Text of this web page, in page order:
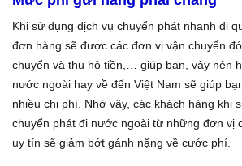
Khi sử dụng dịch vụ chuyển phát nhanh đi
đơn hàng sẽ được các đơn vị vận chuyển
chuyển và thu hộ tiền,… giúp bạn, vậy nên
nước ngoài hay về đến Việt Nam sẽ giúp
nhiều chi phí. Nhờ vậy, các khách hàng khi
chuyển phát đi nước ngoài từ những đơn vị
uy tín sẽ giảm bớt gánh nặng về cước phí.